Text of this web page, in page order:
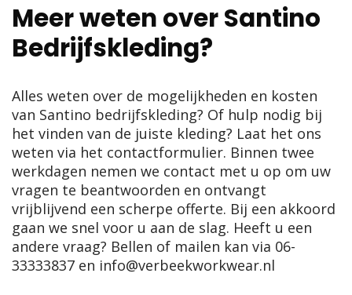
Meer weten over Santino
Bedrijfskleding?
Alles weten over de mogelijkheden en kosten
van Santino bedrijfskleding? Of hulp nodig bij
het vinden van de juiste kleding? Laat het ons
weten via het contactformulier. Binnen twee
werkdagen nemen we contact met u op om uw
vragen te beantwoorden en ontvangt
vrijblijvend een scherpe offerte. Bij een akkoord
gaan we snel voor u aan de slag. Heeft u een
andere vraag? Bellen of mailen kan via 06-
33333837 en info@verbeekworkwear.nl